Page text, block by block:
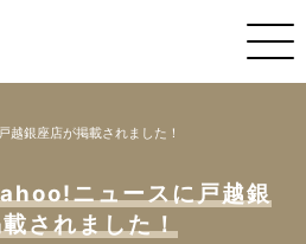
銀座店が掲載されました！
ニュースに戸越銀
されました！